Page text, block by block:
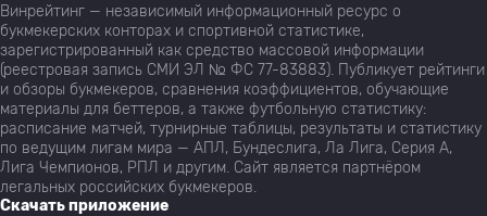
Винрейтинг — независимый информационный ресурс о
букмекерских конторах и спортивной статистике,
зарегистрированный как средство массовой информации
(реестровая запись СМИ ЭЛ № ФС 77-83883). Публикует рейтинги
и обзоры букмекеров, сравнения коэффициентов, обучающие
материалы для беттеров, а также футбольную статистику:
расписание матчей, турнирные таблицы, результаты и статистику
по ведущим лигам мира — АПЛ, Бундеслига, Ла Лига, Серия А,
Лига Чемпионов, РПЛ и другим. Сайт является партнёром
легальных российских букмекеров.
Скачать приложение